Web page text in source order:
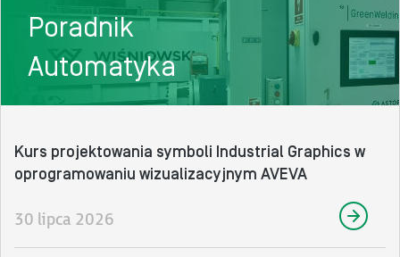
Poradnik
Automatyka
Kurs projektowania symboli Industrial Graphics w
oprogramowaniu wizualizacyjnym AVEVA
30 lipca 2026